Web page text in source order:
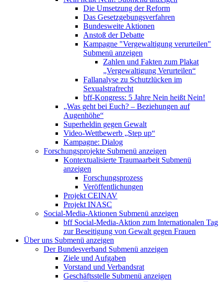
Die Umsetzung der Reform
Das Gesetzgebungsverfahren
Bundesweite Aktionen
Anstoß der Debatte
Kampagne "Vergewaltigung verurteilen"
Submenü anzeigen
Zahlen und Fakten zum Plakat
„Vergewaltigung Verurteilen“
Fallanalyse zu Schutzlücken im
Sexualstrafrecht
bff-Kongress: 5 Jahre Nein heißt Nein!
„Was geht bei Euch? – Beziehungen auf
Augenhöhe“
Superheldin gegen Gewalt
Video-Wettbewerb „Step up“
Kampagne: Dialog
Forschungsprojekte Submenü anzeigen
Kontextualisierte Traumaarbeit Submenü
anzeigen
Forschungsprozess
Veröffentlichungen
Projekt CEINAV
Projekt INASC
Social-Media-Aktionen Submenü anzeigen
bff Social-Media-Aktion zum Internationalen Tag
zur Beseitigung von Gewalt gegen Frauen
Über uns Submenü anzeigen
Der Bundesverband Submenü anzeigen
Ziele und Aufgaben
Vorstand und Verbandsrat
Geschäftsstelle Submenü anzeigen